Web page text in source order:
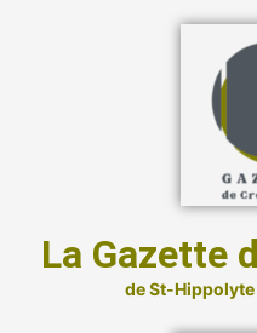
La Gazette
de St-Hippolyte